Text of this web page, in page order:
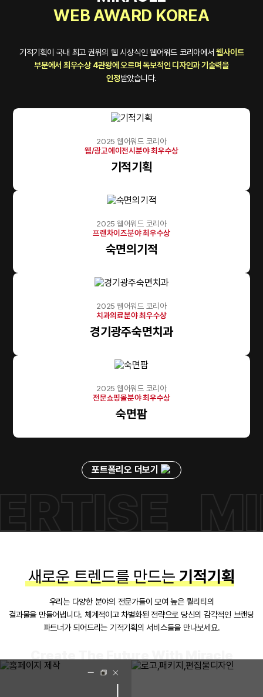
사진촬영, 보정 브랜드 블로그
WEB AWARD KOREA
기적기획이 국내 최고 권위의 웹 시상식인 웹어워드 코리아에서 웹사이트
부문에서 최우수상 4관왕에 오르며 독보적인 디자인과 기술력을
인정받았습니다.
2025 웹어워드 코리아
웹/광고에이전시분야 최우수상
기적기획
2025 웹어워드 코리아
프랜차이즈분야 최우수상
숙면의기적
2025 웹어워드 코리아
치과의료분야 최우수상
경기광주숙면치과
2025 웹어워드 코리아
전문쇼핑몰분야 최우수상
숙면팜
포트폴리오 더보기
새로운 트렌드를 만드는기적기획
우리는 다양한 분야의 전문가들이 모여 높은 퀄리티의
결과물을 만들어냅니다. 체계적이고 차별화된 전략으로 당신의 감각적인 브랜딩
파트너가 되어드리는 기적기획의 서비스들을 만나보세요.